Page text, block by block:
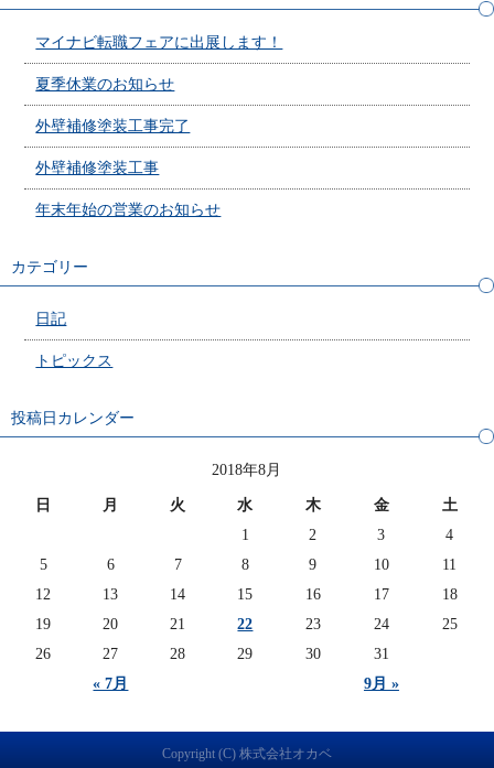
マイナビ転職フェアに出展します！
夏季休業のお知らせ
外壁補修塗装工事完了
外壁補修塗装工事
年末年始の営業のお知らせ
カテゴリー
日記
トピックス
投稿日カレンダー
2018年8月
日 月 火 水 木 金 土
« 7月 9月 »
1 2 3
4
5
6 7 8 9 10
11
12
13 14 15 16 17
18
19
20 21 22 23 24
25
26
27 28 29 30 31
Copyright (C) 株式会社オカベ